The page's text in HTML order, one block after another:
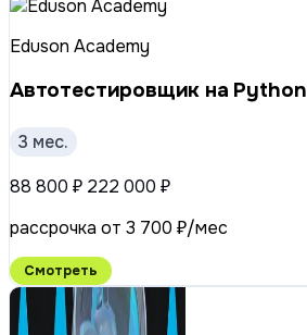
Eduson Academy
Автотестировщик на Python
3 мес.
88 800 ₽ 222 000 ₽
рассрочка от 3 700 ₽/мес
Смотреть